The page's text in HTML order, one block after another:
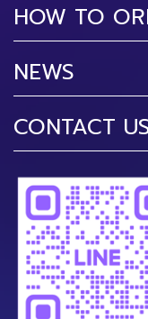
HOW TO
NEWS
CONTACT